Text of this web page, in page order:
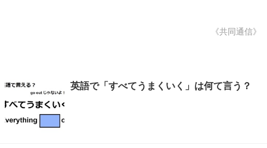
《共同通信》
英語で「すべてうまくいく」は何て言う？